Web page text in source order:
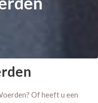
Of heeft u een